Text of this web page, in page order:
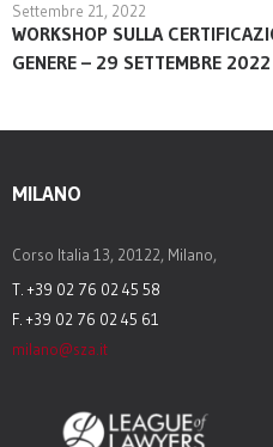
Settembre 21, 2022
WORKSHOP SULLA
GENERE – 29 SETTEMBRE
MILANO
Corso Italia 13, 20122, Milano,
T. +39 02 76 02 45 58
F. +39 02 76 02 45 61
milano@sza.it